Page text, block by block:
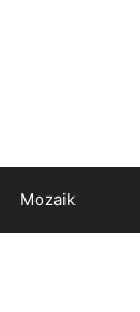
Mozaik